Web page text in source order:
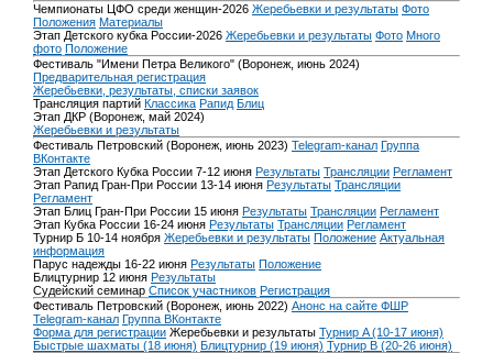
Чемпионаты ЦФО среди женщин-2026 Жеребьевки и результаты Фото
Положения Материалы
Этап Детского кубка России-2026 Жеребьевки и результаты Фото Много
фото Положение
Фестиваль "Имени Петра Великого" (Воронеж, июнь 2024)
Предварительная регистрация
Жеребьевки, результаты, списки заявок
Трансляция партий Классика Рапид Блиц
Этап ДКР (Воронеж, май 2024)
Жеребьевки и результаты
Фестиваль Петровский (Воронеж, июнь 2023) Telegram-канал Группа
ВКонтакте
Этап Детского Кубка России 7-12 июня Результаты Трансляции Регламент
Этап Рапид Гран-При России 13-14 июня Результаты Трансляции
Регламент
Этап Блиц Гран-При России 15 июня Результаты Трансляции Регламент
Этап Кубка России 16-24 июня Результаты Трансляции Регламент
Турнир Б 10-14 ноября Жеребьевки и результаты Положение Актуальная
информация
Парус надежды 16-22 июня Результаты Положение
Блицтурнир 12 июня Результаты
Судейский семинар Список участников Регистрация
Фестиваль Петровский (Воронеж, июнь 2022) Анонс на сайте ФШР
Telegram-канал Группа ВКонтакте
Форма для регистрации Жеребьевки и результаты Турнир A (10-17 июня)
Быстрые шахматы (18 июня) Блицтурнир (19 июня) Турнир B (20-26 июня)